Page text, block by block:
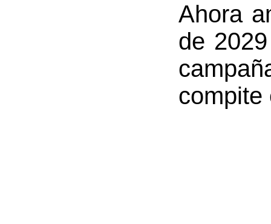
Ahora
de
compite